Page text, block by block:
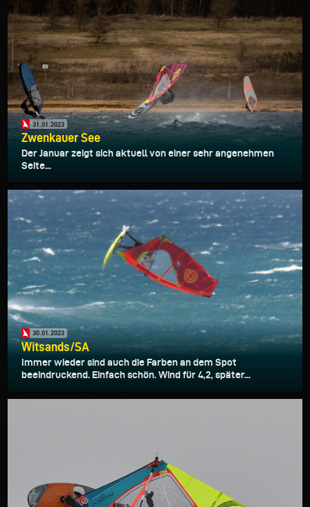
31.01.2023
Zwenkauer See
Der Januar zeigt sich aktuell von einer sehr angenehmen
Seite...
30.01.2023
Witsands/SA
Immer wieder sind auch die Farben an dem Spot
beeindruckend. Einfach schön. Wind für 4,2, später...